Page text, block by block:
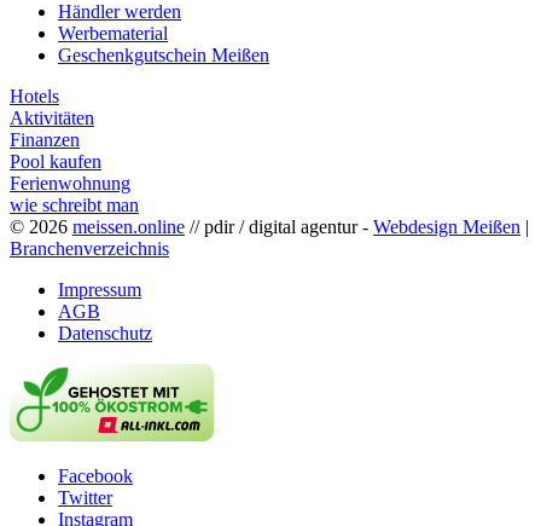
Händler werden
Werbematerial
Geschenkgutschein Meißen
Hotels
Aktivitäten
Finanzen
Pool kaufen
Ferienwohnung
wie schreibt man
© 2026 meissen.online // pdir / digital agentur - Webdesign Meißen |
Branchenverzeichnis
Impressum
AGB
Datenschutz
Facebook
Twitter
Instagram